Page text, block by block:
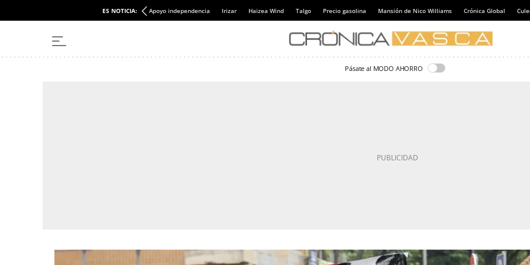
ES NOTICIA: Apoyo independencia Irizar Haizea Wind Talgo Precio gasolina Mansión de Nico Williams Crónica Global
Pásate al MODO AHORRO